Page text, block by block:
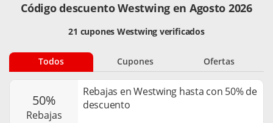
Código descuento Westwing en Agosto 2026
21 cupones Westwing verificados
Todos Cupones Ofertas
50%
rebajas
Rebajas en Westwing hasta con 50% de
descuento